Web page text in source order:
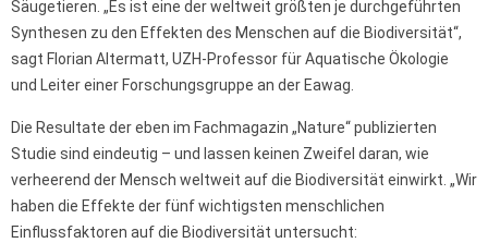
Säugetieren. „Es ist eine der weltweit größten je durchgeführten
Synthesen zu den Effekten des Menschen auf die Biodiversität“,
sagt Florian Altermatt, UZH-Professor für Aquatische Ökologie
und Leiter einer Forschungsgruppe an der Eawag.
Die Resultate der eben im Fachmagazin „Nature“ publizierten
Studie sind eindeutig – und lassen keinen Zweifel daran, wie
verheerend der Mensch weltweit auf die Biodiversität einwirkt. „Wir
haben die Effekte der fünf wichtigsten menschlichen
Einflussfaktoren auf die Biodiversität untersucht: